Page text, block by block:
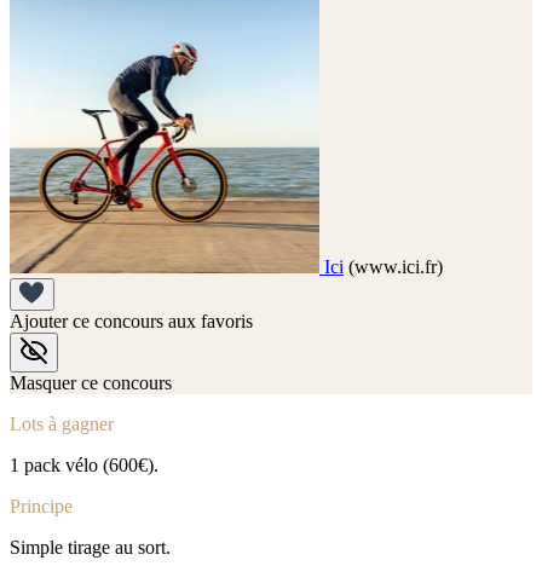
Ici (www.ici.fr)
Ajouter ce concours aux favoris
Masquer ce concours
Lots à gagner
1 pack vélo (600€).
Principe
Simple tirage au sort.